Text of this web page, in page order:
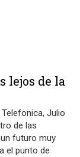
lejos de la
Julio
de las
futuro muy
el punto de